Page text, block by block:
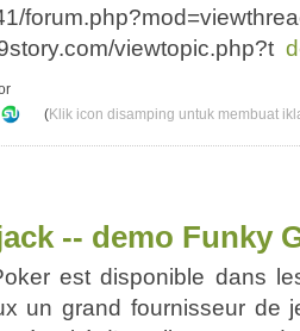
viewtopic.php?t
(Klik icon disamping untuk membuat
-- demo Funky
est disponible dans
un grand fournisseur de